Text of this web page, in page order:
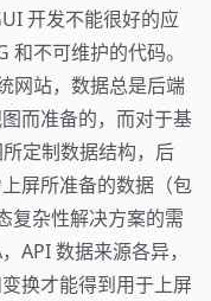
开发不能很好的应
不可维护的代码。
网站，数据总是后端
而准备的，而对于基
定制数据结构，后
屏所准备的数据（包
复杂性解决方案的需
API 数据来源各异，
换才能得到用于上屏